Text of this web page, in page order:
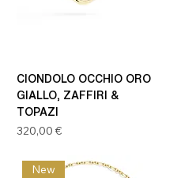
CIONDOLO OCCHIO ORO
GIALLO, ZAFFIRI &
TOPAZI
Prezzo
320,00 €
New